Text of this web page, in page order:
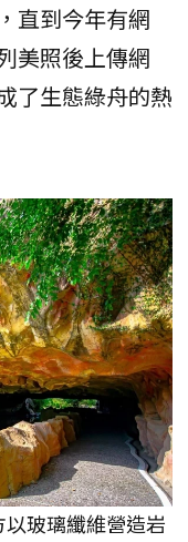
直到今年有網
美照後上傳網
了生態綠舟的熱
玻璃纖維營造岩